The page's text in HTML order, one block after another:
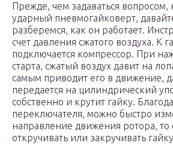
Прежде, чем задаваться вопросом,
ударный пневмогайковерт,
разберемся, как он работает.
счет давления сжатого воздуха. К
подключается компрессор. При
старта, сжатый воздух давит на
самым приводит его в движение,
передается на цилиндрический
собственно и крутит гайку.
переключателя, можно быстро
направление движения ротора, то
откручивать или закручивать